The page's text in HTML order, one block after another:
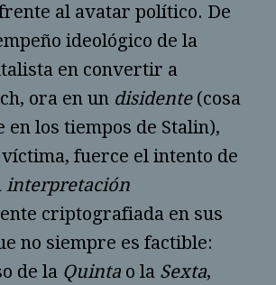
al avatar político. De
ideológico de la
en convertir a
ora en un disidente(cosa
en los tiempos de Stalin),
fuerce el intento de
interpretación
criptografiada en sus
no siempre es factible:
de la Quinta o la Sexta,